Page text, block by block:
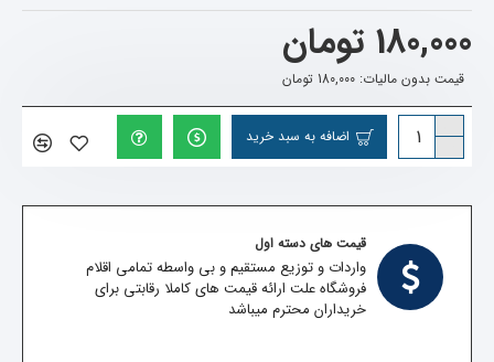
180,000 تومان
قیمت بدون مالیات: 180,000 تومان
اضافه به سبد خرید
قیمت های دسته اول
واردات و توزیع مستقیم و بی واسطه تمامی اقلام
فروشگاه علت ارائه قیمت های کاملا رقابتی برای
خریداران محترم میباشد